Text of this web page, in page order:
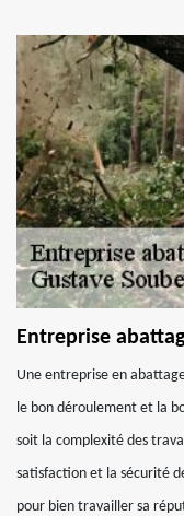
Entreprise
Une entreprise en
le bon déroulement et la
soit la complexité des
satisfaction et la sécurité
pour bien travailler sa